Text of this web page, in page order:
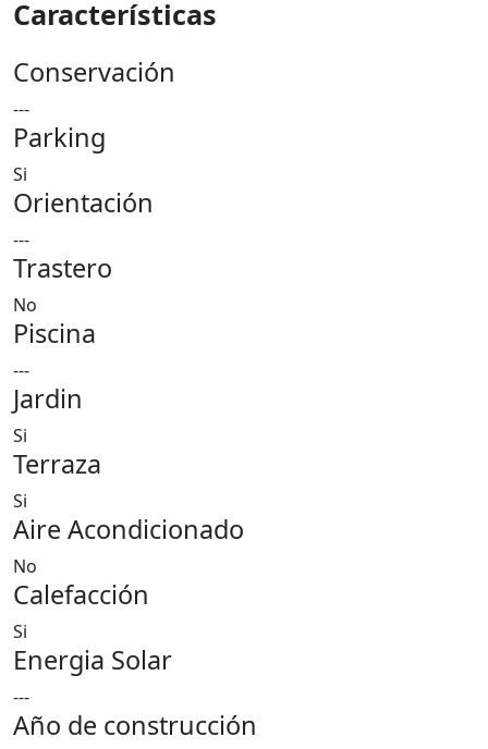
Características
Conservación
---
Parking
Si
Orientación
---
Trastero
No
Piscina
---
Jardin
Si
Terraza
Si
Aire Acondicionado
No
Calefacción
Si
Energia Solar
---
Año de construcción